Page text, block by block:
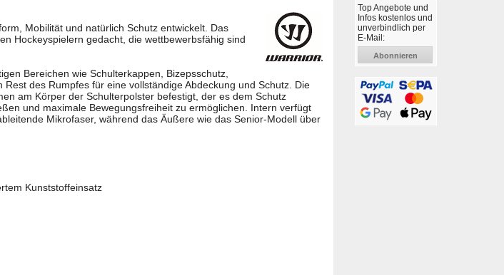
Mobilität und natürlich Schutz entwickelt. Das
Hockeyspielern gedacht, die wettbewerbsfähig sind
Bereichen wie Schulterkappen, Bizepsschutz,
des Rumpfes für eine vollständige Abdeckung und Schutz. Die
am Körper der Schulterpolster befestigt, der es dem Schutz
und maximale Bewegungsfreiheit zu ermöglichen. Intern verfügt
Mikrofaser, während das Äußere wie das Senior-Modell über
Kunststoffeinsatz
Top Angebote und
Infos kostenlos und
unverbindlich per
E-Mail:
Abonnieren